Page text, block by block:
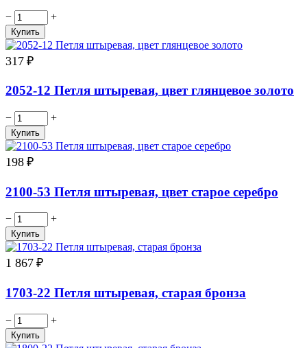
− +
317 ₽
2052-12 Петля штыревая, цвет глянцевое золото
− +
198 ₽
2100-53 Петля штыревая, цвет старое серебро
− +
1 867 ₽
1703-22 Петля штыревая, старая бронза
− +